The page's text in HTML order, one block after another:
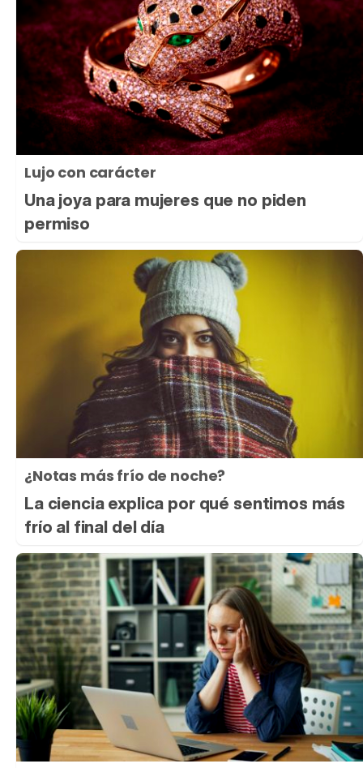
Lujo con carácter
Una joya para mujeres que no piden
permiso
¿Notas más frío de noche?
La ciencia explica por qué sentimos más
frío al final del día